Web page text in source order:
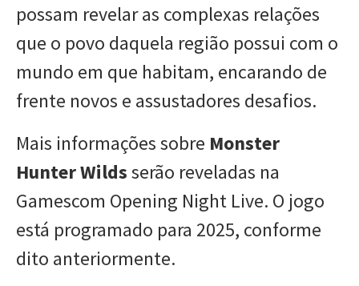
possam revelar as complexas relações
que o povo daquela região possui com o
mundo em que habitam, encarando de
frente novos e assustadores desafios.
Mais informações sobre Monster
Hunter Wildsserão reveladas na
Gamescom Opening Night Live. O jogo
está programado para 2025, conforme
dito anteriormente.